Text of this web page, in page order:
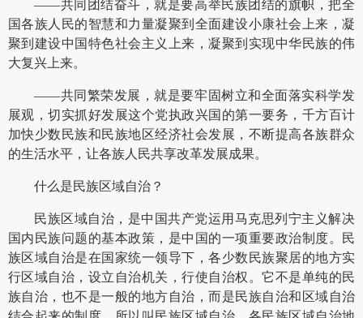
——共同团结奋斗，就是要高举民族团结的旗帜，把全
国各族人民的智慧和力量凝聚到全面建设小康社会上来，凝
聚到建设中国特色社会主义上来，凝聚到实现中华民族的伟
大复兴上来。
——共同繁荣发展，就是要牢固树立和全面落实科学发
展观，切实抓好发展这个党执政兴国的第一要务，千方百计
加快少数民族和民族地区经济社会发展，不断提高各族群众
的生活水平，让各族人民共享改革发展成果。
什么是民族区域自治？
民族区域自治，是中国共产党运用马克思列宁主义解决
国内民族问题的基本政策，是中国的一项重要政治制度。民
族区域自治是在国家统一领导下，各少数民族聚居的地方实
行区域自治，设立自治机关，行使自治权。它不是单纯的民
族自治，也不是一般的地方自治，而是民族自治和区域自治